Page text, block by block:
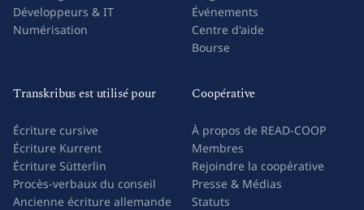
Développeurs & IT
Numérisation
Événements
Centre d'aide
Bourse
Transkribus est utilisé pour
Écriture cursive
Écriture Kurrent
Écriture Sütterlin
Procès-verbaux du conseil
Ancienne écriture allemande
Coopérative
À propos de READ-COOP
Membres
Rejoindre la coopérative
Presse & Médias
Statuts